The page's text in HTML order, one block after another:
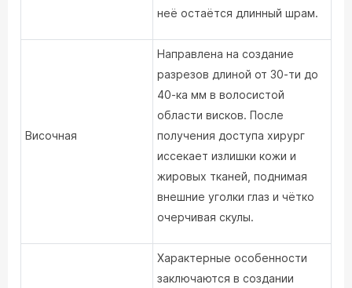
неё остаётся длинный шрам.
Височная
Направлена на создание
разрезов длиной от 30-ти до
40-ка мм в волосистой
области висков. После
получения доступа хирург
иссекает излишки кожи и
жировых тканей, поднимая
внешние уголки глаз и чётко
очерчивая скулы.
Характерные особенности
заключаются в создании